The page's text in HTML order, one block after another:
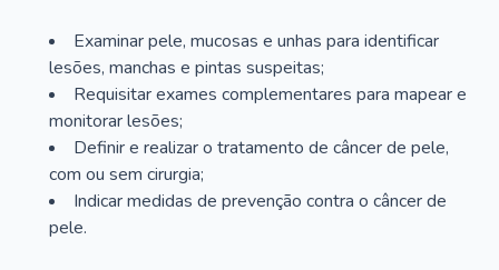
Examinar pele, mucosas e unhas para identificar
lesões, manchas e pintas suspeitas;
Requisitar exames complementares para mapear e
monitorar lesões;
Definir e realizar o tratamento de câncer de pele,
com ou sem cirurgia;
Indicar medidas de prevenção contra o câncer de
pele.